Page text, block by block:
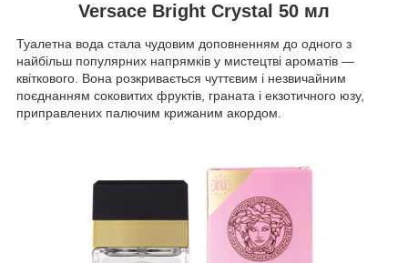
Versace Bright Crystal 50 мл
Туалетна вода стала чудовим доповненням до одного з
найбільш популярних напрямків у мистецтві ароматів —
квіткового. Вона розкривається чуттєвим і незвичайним
поєднанням соковитих фруктів, граната і екзотичного юзу,
приправлених палючим крижаним акордом.